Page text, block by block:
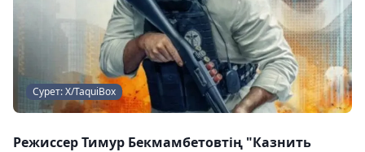
Сурет: X/TaquiBox
Режиссер Тимур Бекмамбетовтің "Казнить